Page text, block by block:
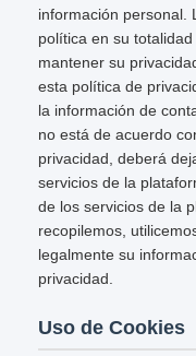
información personal.
política en su
mantener su
esta política de
la información de
no está de acuerdo
privacidad, deberá
servicios de la
de los servicios de la
recopilemos,
legalmente su
privacidad.
Uso de Cookies